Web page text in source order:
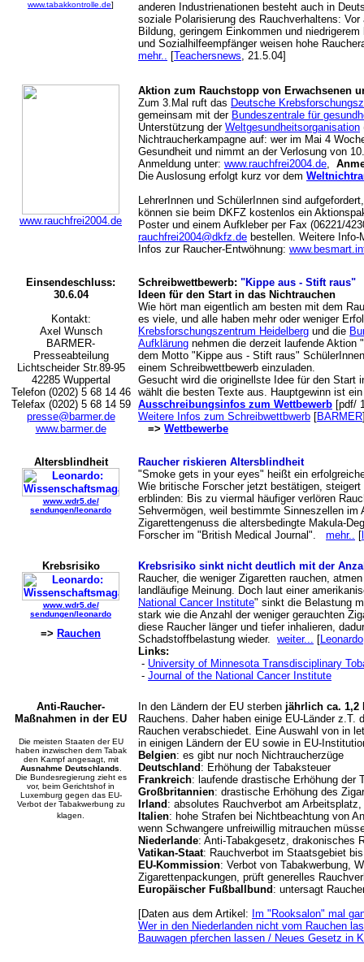
www.tabakkontrolle.de]
anderen Industrienationen besteht auch in
soziale Polarisierung des Rauchverhaltens:
Bildung, geringem Einkommen und
und Sozialhilfeempfänger weisen hohe
mehr.. [Teachersnews, 21.5.04]
www.rauchfrei2004.de
Aktion zum Rauchstopp von Erwachsenen
Zum 3.Mal ruft das Deutsche
gemeinsam mit der Bundeszentrale für
Unterstützung der Weltgesundheitsorganisation
Nichtraucherkampagne auf: wer im Mai 4
Gesundheit und nimmt an der Verlosung von
Anmeldung unter: www.rauchfrei2004.de,
Die Auslosung erfolgt kurz vor dem
LehrerInnen und SchülerInnen sind
können sie beim DKFZ kostenlos ein
Poster und einem Aufkleber per Fax (06221/
rauchfrei2004@dkfz.de bestellen. Weitere
Infos zur Raucher-Entwöhnung:
Einsendeschluss:
30.6.04
Kontakt:
Axel Wunsch
BARMER-
Presseabteilung
Lichtscheider Str.89-95
42285 Wuppertal
Telefon (0202) 5 68 14 46
Telefax (0202) 5 68 14 59
presse@barmer.de
www.barmer.de
Schreibwettbewerb: "Kippe aus - Stift raus"
Ideen für den Start in das Nichtrauchen
Wie hört man eigentlich am besten mit dem
es viele, und alle haben mehr oder weniger
Krebsforschungszentrum Heidelberg und die
Aufklärung nehmen die derzeit laufende Aktion
dem Motto "Kippe aus - Stift raus"
einem Schreibwettbewerb einzuladen.
Gesucht wird die originellste Idee für den Start
wählt die besten Texte aus. Hauptgewinn ist
Ausschreibungsinfos zum Wettbewerb [pdf/
Weitere Infos zum Schreibwettbwerb [BARMER
=> Wettbewerbe
Altersblindheit
www.wdr5.de/
sendungen/leonardo
Raucher riskieren Altersblindheit
"Smoke gets in your eyes" heißt ein
Wie britische Forscher jetzt bestätigen,
erblinden: Bis zu viermal häufiger verlören
Sehvermögen, weil bestimmte Sinneszellen im
Zigarettengenuss die altersbedingte Makula-
Forscher im "British Medical Journal". mehr.. [
Krebsrisiko
www.wdr5.de/
sendungen/leonardo
=> Rauchen
Krebsrisiko sinkt nicht deutlich mit der
Raucher, die weniger Zigaretten rauchen,
landläufige Meinung. Doch laut einer
National Cancer Institute" sinkt die Belastung
stark wie die Anzahl der weniger gerauchten
diese Raucher länger und tiefer inhalieren,
Schadstoffbelastung wieder. weiter... [
Links:
- University of Minnesota Transdisciplinary
- Journal of the National Cancer Institute
Anti-Raucher-
Maßnahmen in der EU
Die meisten Staaten der EU
haben inzwischen dem Tabak
den Kampf angesagt, mit
Ausnahme Deutschlands
Die Bundesregierung zieht es
vor, beim Gerichtshof in
Luxemburg gegen das EU-
Verbot der Tabakwerbung zu
klagen.
In den Ländern der EU sterben jährlich ca. 1,2
Rauchens. Daher haben einige EU-Länder z.T.
Rauchen verabschiedet. Eine Auswahl von in
in einigen Ländern der EU sowie in EU-
Belgien: es gibt nur noch Nichtraucherzüge
Deutschland : Erhöhung der Tabaksteuer
Frankreich: laufende drastische Erhöhung der
Großbritannien: drastische Erhöhung des
Irland : absolutes Rauchverbot am
Italien: hohe Strafen bei Nichtbeachtung von
wenn Schwangere unfreiwillig mitrauchen
Niederlande: Anti-Tabakgesetz, drakonisches
Vatikan-Staat: Rauchverbot im Staatsgebiet
EU-Kommission: Verbot von Tabakwerbung,
Zigarettenpackungen, prüft generelles
Europäischer Fußballbund : untersagt
[Daten aus dem Artikel: Im "Rooksalon" mal
Wer in den Niederlanden nicht vom Rauchen
Bauwagen pferchen lassen / Neues Gesetz in